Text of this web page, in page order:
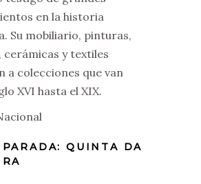
en la historia
Su mobiliario, pinturas,
cerámicas y textiles
a colecciones que van
XVI hasta el XIX.
PARADA: QUINTA DA